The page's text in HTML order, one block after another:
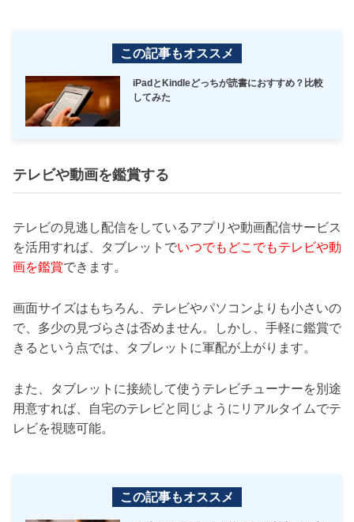
この記事もオススメ
iPadとKindleどっちが読書におすすめ？比較
してみた
テレビや動画を鑑賞する
テレビの見逃し配信をしているアプリや動画配信サービス
を活用すれば、タブレットでいつでもどこでもテレビや動
画を鑑賞できます。
画面サイズはもちろん、テレビやパソコンよりも小さいの
で、多少の見づらさは否めません。しかし、手軽に鑑賞で
きるという点では、タブレットに軍配が上がります。
また、タブレットに接続して使うテレビチューナーを別途
用意すれば、自宅のテレビと同じようにリアルタイムでテ
レビを視聴可能。
この記事もオススメ